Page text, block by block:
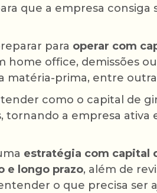
que a empresa consiga
para operar com
home office, demissões
matéria-prima, entre
como o capital de
tornando a empresa
estratégia com capital
e longo prazo, além de
o que precisa ser